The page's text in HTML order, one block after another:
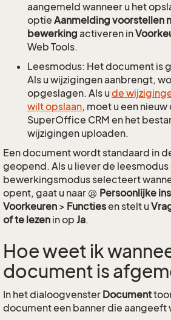
aangemeld wanneer u het
optie Aanmelding voorstellen
bewerking activeren in
Web Tools.
Leesmodus: Het document is
Als u wijzigingen aanbrengt,
opgeslagen. Als ude
wilt opslaan, moet u een
SuperOffice CRM en het
wijzigingen uploaden.
Een document wordt standaard in
geopend. Als u liever de leesmodus
bewerkingsmodus selecteert
opent, gaat u naar
Persoonlijke
Voorkeuren > Functiesen stelt u
of te lezen in op Ja.
Hoe weet ik
document is
In het dialoogvenster Document
document een banner die aangeeft